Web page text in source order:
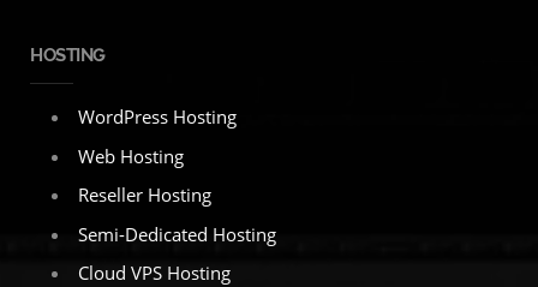
HOSTING
WordPress Hosting
Web Hosting
Reseller Hosting
Semi-Dedicated Hosting
Cloud VPS Hosting